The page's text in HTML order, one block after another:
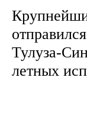
Тулуза-
летных